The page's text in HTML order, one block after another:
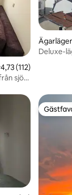
av 5 i
4,73 (112)
Deluxe-